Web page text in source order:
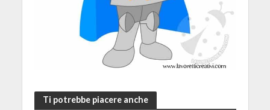
Ti potrebbe piacere anche